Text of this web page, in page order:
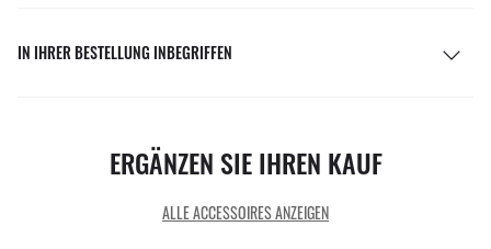
IN IHRER BESTELLUNG INBEGRIFFEN
ERGÄNZEN SIE IHREN KAUF
ALLE ACCESSOIRES ANZEIGEN